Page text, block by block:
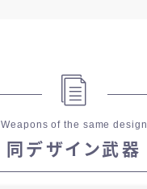
Weapons of the same design
同デザイン武器